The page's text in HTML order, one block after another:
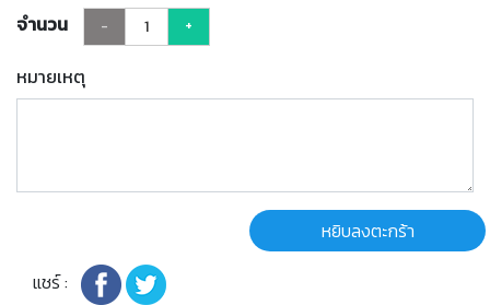
จำนวน
- +
หมายเหตุ
หยิบลงตะกร้า
แชร์ :